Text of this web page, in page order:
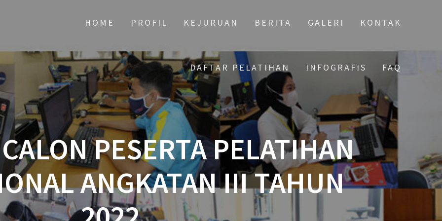
HOME PROFIL KEJURUAN BERITA GALERI KONTAK
DAFTAR PELATIHAN INFOGRAFIS FAQ
PESERTA PELATIHAN
ANGKATAN III TAHUN